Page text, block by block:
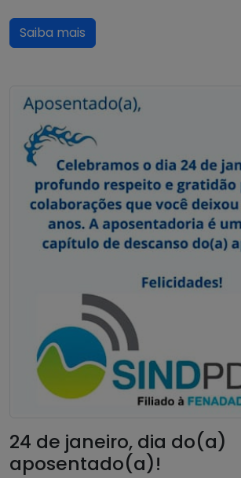
Saiba mais
24 de janeiro, dia do(a)
aposentado(a)!